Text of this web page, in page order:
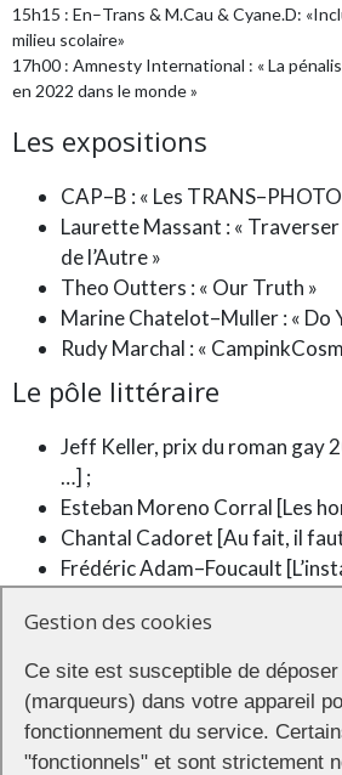
15h15 : En–Trans & M.Cau & Cyane.D:
milieu scolaire»
17h00 : Amnesty International : « La
en 2022 dans le monde »
Les expositions
CAP–B : « Les TRANS–
Laurette Massant : «
de l’Autre »
Theo Outters : « Our Truth »
Marine Chatelot–Muller: « Do
Rudy Marchal : « CampinkC
Le pôle littéraire
Jeff Keller, prix du roman gay
…] ;
Esteban Moreno Corral [Les
Chantal Cadoret [Au fait, il
Frédéric Adam–Foucault
éditions,Courgette éditions,les
Bordin, Valérie Dureuil
, … et bien d’autres
Le pôle Prévention –
Gestion des cookies
Ce site est susceptible de
(marqueurs) dans votre appareil
fonctionnement du service.
"fonctionnels" et sont strictement